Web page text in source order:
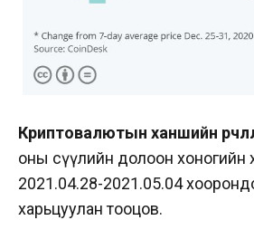
Криптовалютын ханшийн
оны сүүлийн долоон хоногийн
2021.04.28-2021.05.04
харьцуулан тооцов.